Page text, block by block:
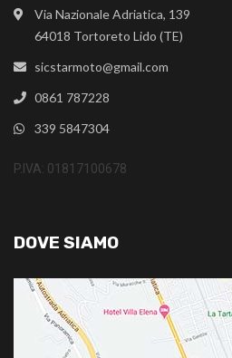
Via Nazionale Adriatica, 139
64018 Tortoreto Lido (TE)
sicstarmoto@gmail.com
0861 787228
339 5847304
P.IVA: 01817100678
DOVE SIAMO